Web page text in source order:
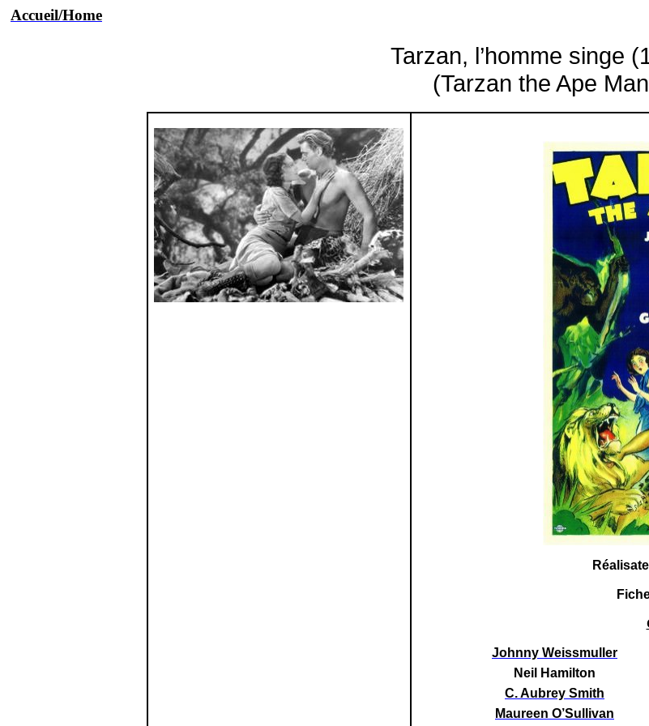
Accueil/Home
Tarzan, l’homme singe
(Tarzan the Ape
Johnny Weissmuller
Neil Hamilton
C. Aubrey Smith
Maureen O’Sullivan